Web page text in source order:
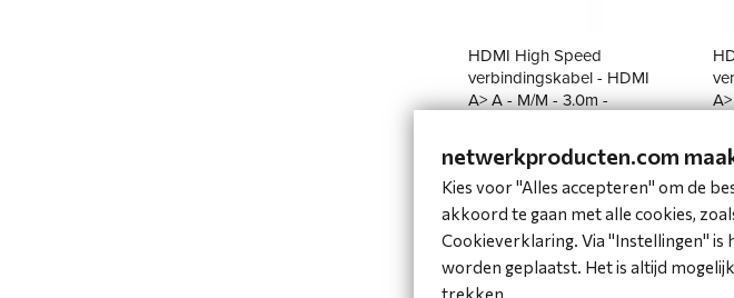
HDMI High Speed
verbindingskabel - HDMI
A> A - M/M - 3.0m -
€ 12,79 incl. BTW
€ 10,57 excl. BTW
€
€
netwerkproducten.com
Kies voor "Alles accepteren" om de
akkoord te gaan met alle cookies,
Cookieverklaring. Via "Instellingen" is
worden geplaatst. Het is altijd
trekken.